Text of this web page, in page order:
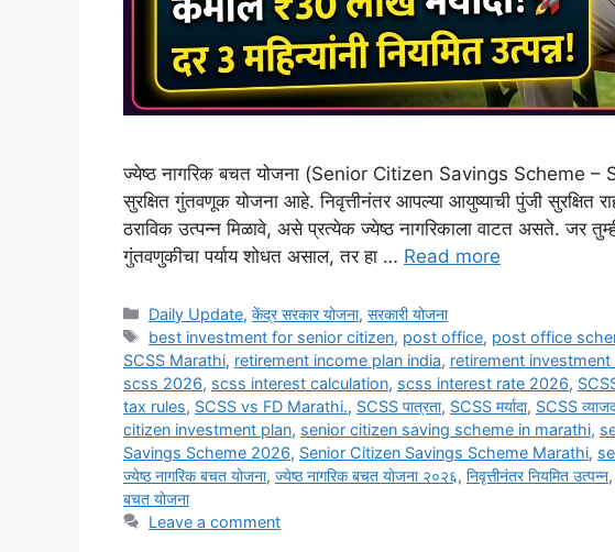
ज्येष्ठ नागरिक बचत योजना (Senior Citizen Savings Scheme –
सुरक्षित गुंतवणूक योजना आहे. निवृत्तीनंतर आपल्या आयुष्याची पुंजी सुरक्षित
ठराविक उत्पन्न मिळावे, असे प्रत्येक ज्येष्ठ नागरिकाला वाटत असते. जर
गुंतवणुकीचा पर्याय शोधत असाल, तर हा … Read more
Categories
Daily Update,केंद्र सरकार योजना,सरकारी योजना
Tags
best investment for senior citizen, post office, post office
SCSS Marathi, retirement income plan india, retirement investment
scss 2026, scss interest calculation, scss interest rate 2026,
tax rules, SCSS vs FD Marathi., SCSS पात्रता, SCSS मर्यादा, SCSS
citizen investment plan, senior citizen saving scheme in marathi,
Savings Scheme 2026, Senior Citizen Savings Scheme Marathi,
ज्येष्ठ नागरिक बचत योजना, ज्येष्ठ नागरिक बचत योजना २०२६, निवृत्तीनंतर नियमित उत्पन्न,
बचत योजना
Leave a comment